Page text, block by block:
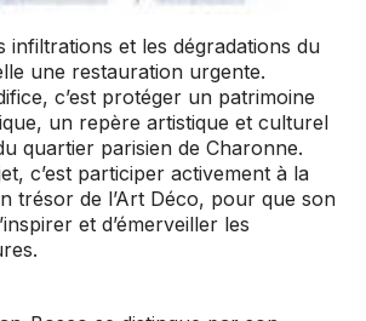
infiltrations et les dégradations du
une restauration urgente.
c’est protéger un patrimoine
un repère artistique et culturel
quartier parisien de Charonne.
c’est participer activement à la
trésor de l’Art Déco, pour que son
et d’émerveiller les